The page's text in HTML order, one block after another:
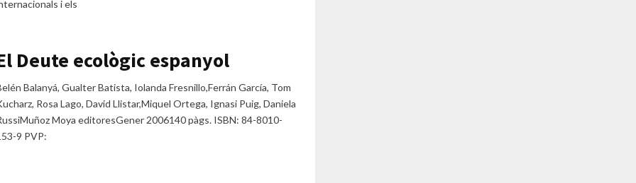
i els
Deute ecològic espanyol
Balanyá, Gualter Batista, Iolanda Fresnillo,Ferrán García, Tom
Rosa Lago, David Llistar,Miquel Ortega, Ignasi Puig, Daniela
Moya editoresGener 2006140 pàgs. ISBN: 84-8010-
9 PVP: